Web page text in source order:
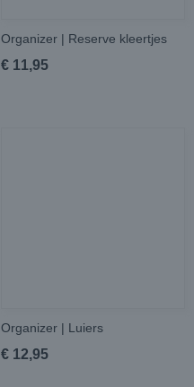
Organizer | Reserve kleertjes
€ 11,95
Organizer | Luiers
€ 12,95